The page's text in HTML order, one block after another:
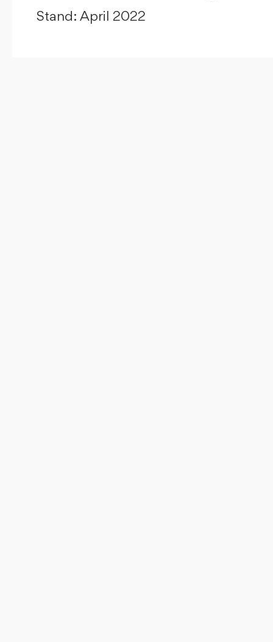
Stand: April 2022